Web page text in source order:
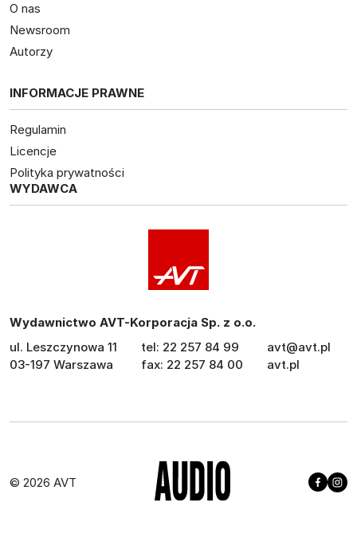
O nas
Newsroom
Autorzy
INFORMACJE PRAWNE
Regulamin
Licencje
Polityka prywatności
WYDAWCA
Wydawnictwo AVT-Korporacja Sp. z o.o.
ul. Leszczynowa 11
03-197 Warszawa
tel: 22 257 84 99
fax: 22 257 84 00
avt@avt.pl
avt.pl
© 2026 AVT